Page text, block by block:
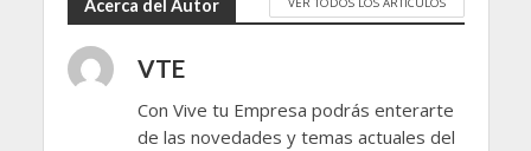
Acerca del Autor
VTE
Con Vive tu Empresa podrás enterarte
de las novedades y temas actuales del